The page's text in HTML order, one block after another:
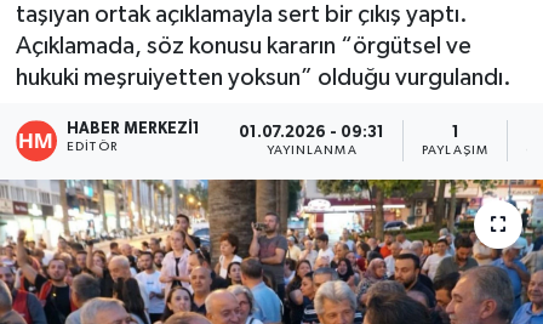
taşıyan ortak açıklamayla sert bir çıkış yaptı.
Açıklamada, söz konusu kararın “örgütsel ve
hukuki meşruiyetten yoksun” olduğu vurgulandı.
HABER MERKEZI1
EDITÖR
01.07.2026 - 09:31
YAYINLANMA
1
PAYLAŞIM
MAGAZİN
ÖZEL HABER
DTO
RESMİ REKLAM